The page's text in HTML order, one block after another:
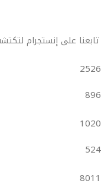
تابعنا على إنستجرام
2526
896
1020
524
8011